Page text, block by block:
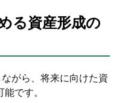
る資産形成の
がら、将来に向けた資
です。